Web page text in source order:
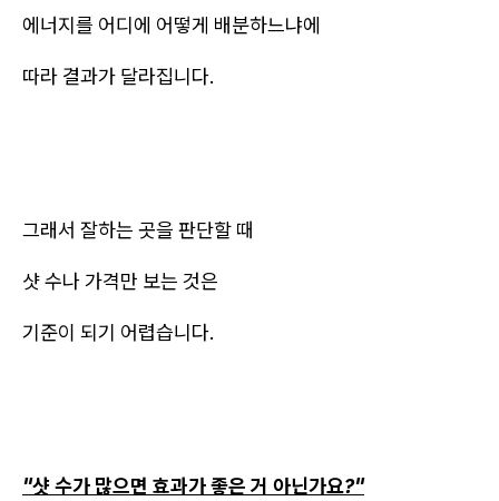
에너지를 어디에 어떻게 배분하느냐에
따라 결과가 달라집니다.
그래서 잘하는 곳을 판단할 때
샷 수나 가격만 보는 것은
기준이 되기 어렵습니다.
"샷 수가 많으면 효과가 좋은 거 아닌가요?"